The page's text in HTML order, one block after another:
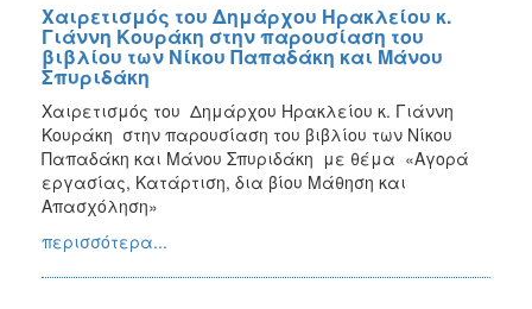
Χαιρετισμός του Δημάρχου Ηρακλείου κ.
Γιάννη Κουράκη στην παρουσίαση του
βιβλίου των Νίκου Παπαδάκη και Μάνου
Σπυριδάκη
Χαιρετισμός του Δημάρχου Ηρακλείου κ. Γιάννη
Κουράκη στην παρουσίαση του βιβλίου των Νίκου
Παπαδάκη και Μάνου Σπυριδάκη με θέμα «Αγορά
εργασίας, Κατάρτιση, δια βίου Μάθηση και
Απασχόληση»
περισσότερα...